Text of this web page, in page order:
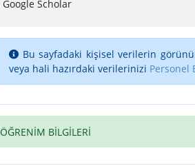
Google Scholar
Bu sayfadaki kişisel verilerin
veya hali hazırdaki verilerinizi Personel
ÖĞRENİM BİLGİLERİ